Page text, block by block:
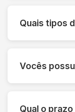
a lavagem,
para você.
Quais tipos
festa, ternos
lavamos
Vocês
Qual o